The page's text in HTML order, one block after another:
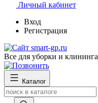
Личный кабинет
Вход
Регистрация
Все для уборки и клининга
Каталог